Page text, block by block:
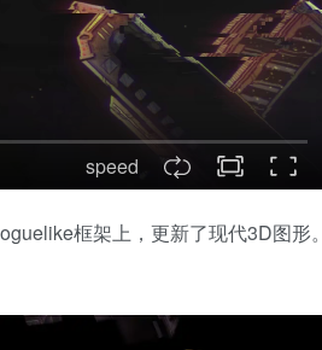
speed
框架上，更新了现代3D图形。